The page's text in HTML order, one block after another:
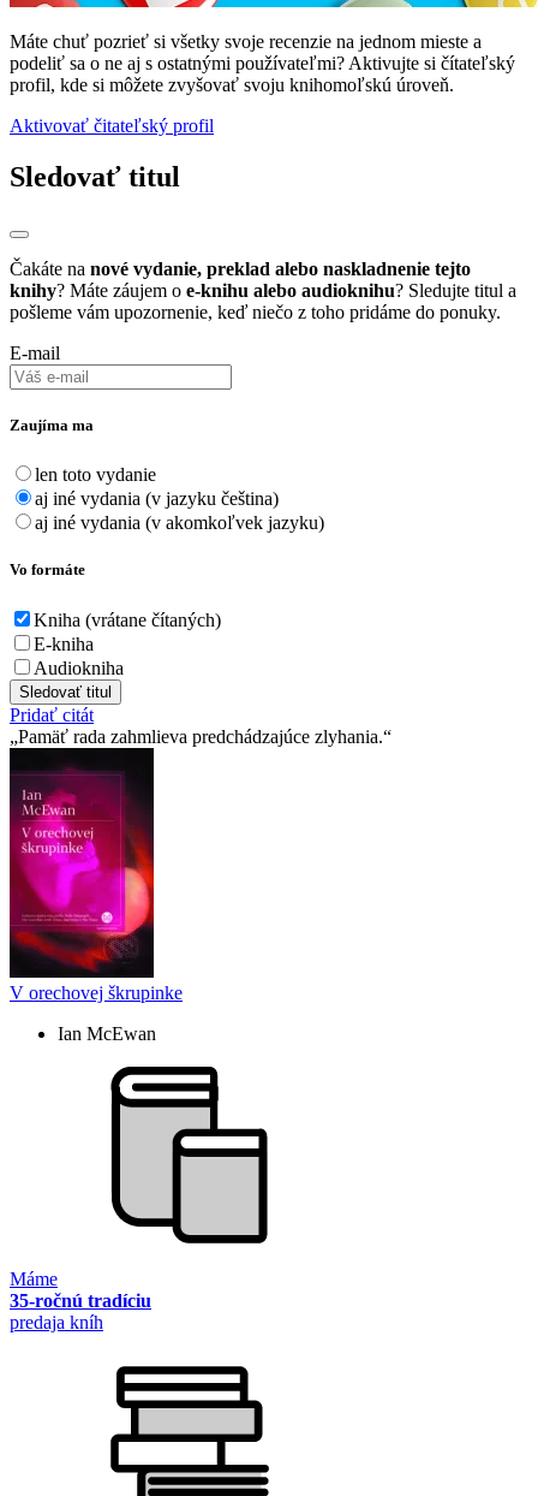
Máte chuť pozrieť si všetky svoje recenzie na jednom mieste a
podeliť sa o ne aj s ostatnými používateľmi? Aktivujte si čítateľský
profil, kde si môžete zvyšovať svoju knihomoľskú úroveň.
Aktivovať čitateľský profil
Sledovať titul
Čakáte na nové vydanie, preklad alebo naskladnenie tejto
knihy? Máte záujem o e-knihu alebo audioknihu? Sledujte titul a
pošleme vám upozornenie, keď niečo z toho pridáme do ponuky.
E-mail
Zaujíma ma
len toto vydanie
aj iné vydania (v jazyku čeština)
aj iné vydania (v akomkoľvek jazyku)
Vo formáte
Kniha (vrátane čítaných)
E-kniha
Audiokniha
Sledovať titul
Pridať citát
Pamäť rada zahmlieva predchádzajúce zlyhania.
V orechovej škrupinke
Ian McEwan
Máme
35-ročnú tradíciu
predaja kníh